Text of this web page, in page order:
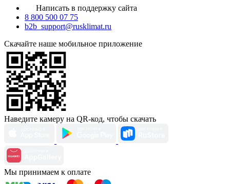
Написать в поддержку сайта
8 800 500 07 75
b2b_support@rusklimat.ru
Скачайте наше мобильное приложение
Наведите камеру на QR-код, чтобы скачать
Мы принимаем к оплате